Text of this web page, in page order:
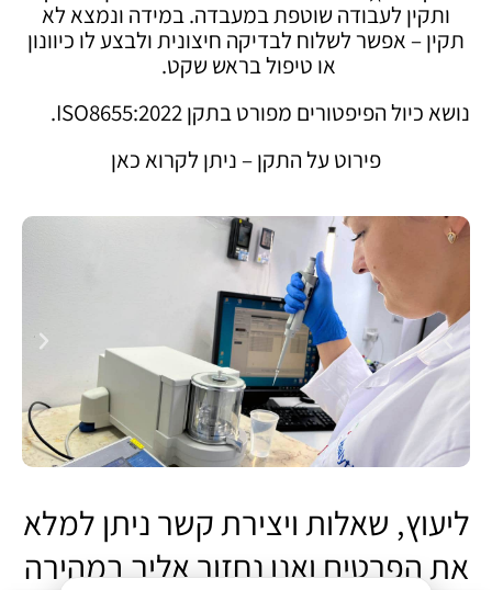
ותקין לעבודה שוטפת במעבדה. במידה ונמצא לא
תקין – אפשר לשלוח לבדיקה חיצונית ולבצע לו כיוונון
או טיפול בראש שקט.
נושא כיול הפיפטורים מפורט בתקן ISO8655:2022.
פירוט על התקן – ניתן לקרוא כאן
ליעוץ, שאלות ויצירת קשר ניתן למלא
את הפרטים ואנו נחזור אליך במהירה